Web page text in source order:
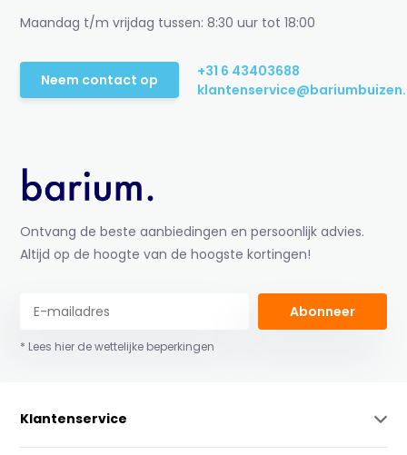
Maandag t/m vrijdag tussen: 8:30 uur tot 18:00
Neem contact op
+31 6 43403688
Ontvang de beste aanbiedingen en persoonlijk advies.
Altijd op de hoogte van de hoogste kortingen!
Abonneer
* Lees hier de wettelijke beperkingen
Klantenservice